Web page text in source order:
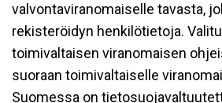
valvontaviranomaiselle tavasta,
rekisteröidyn henkilötietoja.
toimivaltaisen viranomaisen
suoraan toimivaltaiselle
Suomessa on